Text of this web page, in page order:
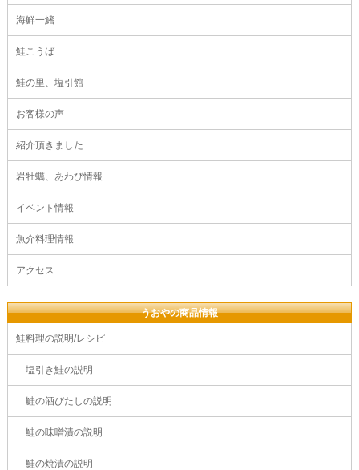
海鮮一鰭
鮭こうば
鮭の里、塩引館
お客様の声
紹介頂きました
岩牡蠣、あわび情報
イベント情報
魚介料理情報
アクセス
うおやの商品情報
鮭料理の説明/レシピ
塩引き鮭の説明
鮭の酒びたしの説明
鮭の味噌漬の説明
鮭の焼漬の説明